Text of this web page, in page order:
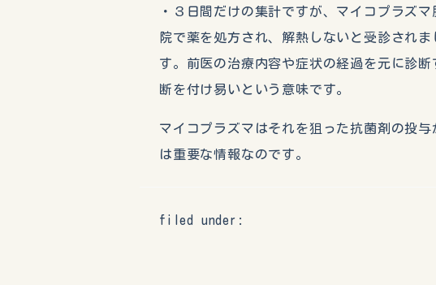
・３日間だけの集計ですが、マイコプラズ
院で薬を処方され、解熱しないと受診され
す。前医の治療内容や症状の経過を元に診
断を付け易いという意味です。
マイコプラズマはそれを狙った抗菌剤の投
は重要な情報なのです。
filed under: